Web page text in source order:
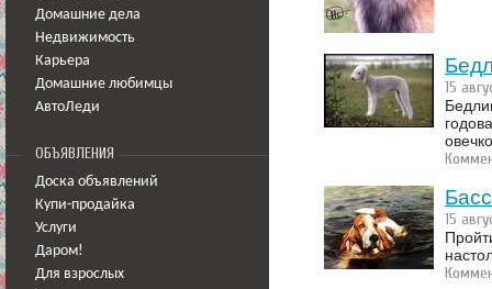
Домашние дела
Недвижимость
Карьера
Домашние любимцы
АвтоЛеди
ОБЪЯВЛЕНИЯ
Доска объявлений
Купи-продайка
Услуги
Даром!
Для взрослых
15
15